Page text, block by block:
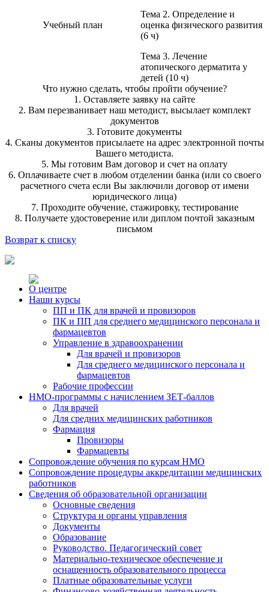
Учебный план
Тема 2. Определение и
оценка физического развития
(6 ч)
Тема 3. Лечение
атопического дерматита у
детей (10 ч)
Что нужно сделать, чтобы пройти обучение?
1. Оставляете заявку на сайте
2. Вам перезванивает наш методист, высылает комплект
документов
3. Готовите документы
4. Сканы документов присылаете на адрес электронной почты
Вашего методиста.
5. Мы готовим Вам договор и счет на оплату
6. Оплачиваете счет в любом отделении банка (или со своего
расчетного счета если Вы заключили договор от имени
юридического лица)
7. Проходите обучение, стажировку, тестирование
8. Получаете удостоверение или диплом почтой заказным
письмом
Возврат к списку
О центре
Наши курсы
ПП и ПК для врачей и провизоров
ПК и ПП для среднего медицинского персонала и
фармацевтов
Управление в здравоохранении
Для врачей и провизоров
Для среднего медицинского персонала и
фармацевтов
Рабочие профессии
НМО-программы с начислением ЗЕТ-баллов
Для врачей
Для средних медицинских работников
Фармация
Провизоры
Фармацевты
Сопровождение обучения по курсам НМО
Сопровождение процедуры аккредитации медицинских
работников
Сведения об образовательной организации
Основные сведения
Структура и органы управления
Документы
Образование
Руководство. Педагогический совет
Материально-техническое обеспечение и
оснащенность образовательного процесса
Платные образовательные услуги